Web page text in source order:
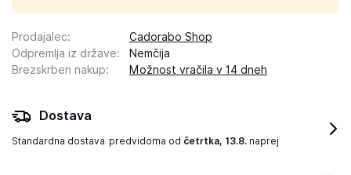
Prodajalec:
Cadorabo Shop
Odpremlja iz države:
Nemčija
Brezskrben nakup: Možnost vračila v 14 dneh
Dostava
Standardna dostava predvidoma od četrtka, 13.8. naprej